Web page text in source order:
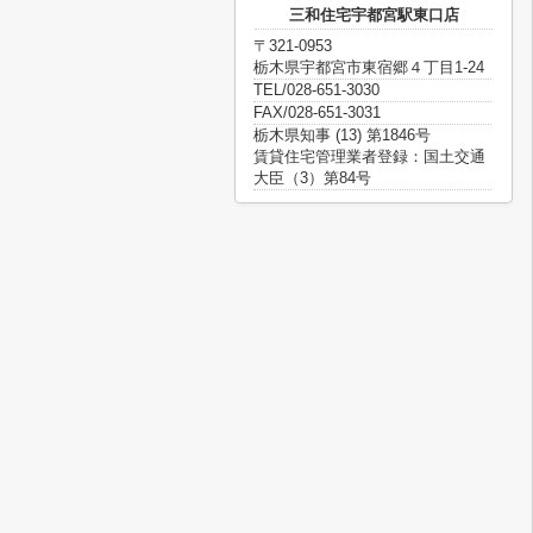
三和住宅宇都宮駅東口店
〒321-0953
栃木県宇都宮市東宿郷４丁目1-24
TEL/028-651-3030
FAX/028-651-3031
栃木県知事 (13) 第1846号
賃貸住宅管理業者登録：国土交通
大臣（3）第84号